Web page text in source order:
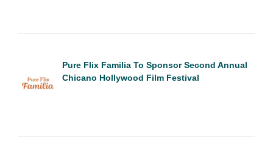
Pure Flix Familia To Sponsor Second Annual
Chicano Hollywood Film Festival